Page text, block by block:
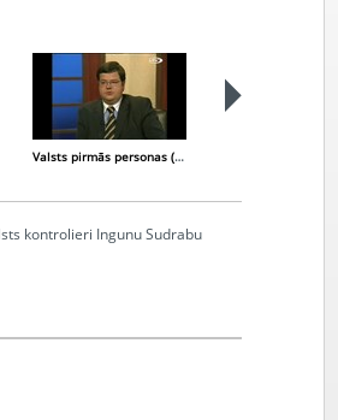
Valsts pirmās personas (2006-06-15)
kontrolieri Ingunu Sudrabu